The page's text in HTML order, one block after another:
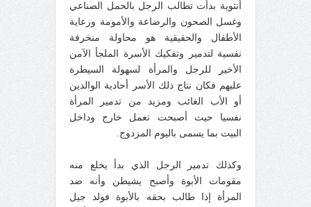
أنثوية بدأت تطالب الرجل بالحمل الصناعي
وغسل الصحون والرضاعة والأمومة ورعاية
الأطفال والحقيقية هو محاولة منخرفة
نفسية لتدمير وتفكيك الأسرة الملجأ الآمن
الأخير للرجل والمرأة لسهولة السيطرة
عليهم فكان نتاج ذلك الأسر أحادية الوالدين
أو الأب الغائب ومزيد من تدمير المرأة
نفسيا حيث أصبحت تعمل خارج وداخل
البيت بما يسمى باليوم المزدوج.
وكذلك تدمير الرجل الذي بدأ يخلع منه
مقومات الأبوة وأصبح يشيطن وأنه ضد
المرأة إذا طالب بحقه بالأبوة فولد جيل